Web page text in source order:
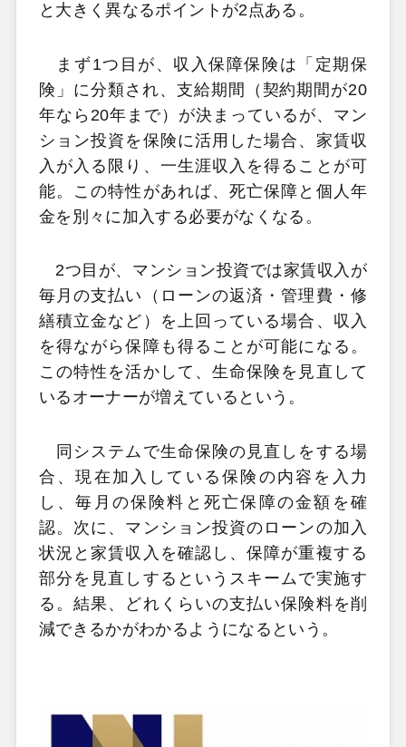
と大きく異なるポイントが2点ある。
まず1つ目が、収入保障保険は「定期保
険」に分類され、支給期間（契約期間が20
年なら20年まで）が決まっているが、マン
ション投資を保険に活用した場合、家賃収
入が入る限り、一生涯収入を得ることが可
能。この特性があれば、死亡保障と個人年
金を別々に加入する必要がなくなる。
2つ目が、マンション投資では家賃収入が
毎月の支払い（ローンの返済・管理費・修
繕積立金など）を上回っている場合、収入
を得ながら保障も得ることが可能になる。
この特性を活かして、生命保険を見直して
いるオーナーが増えているという。
同システムで生命保険の見直しをする場
合、現在加入している保険の内容を入力
し、毎月の保険料と死亡保障の金額を確
認。次に、マンション投資のローンの加入
状況と家賃収入を確認し、保障が重複する
部分を見直しするというスキームで実施す
る。結果、どれくらいの支払い保険料を削
減できるかがわかるようになるという。